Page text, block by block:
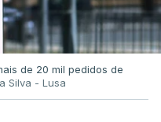
de 20 mil pedidos de
Silva - Lusa